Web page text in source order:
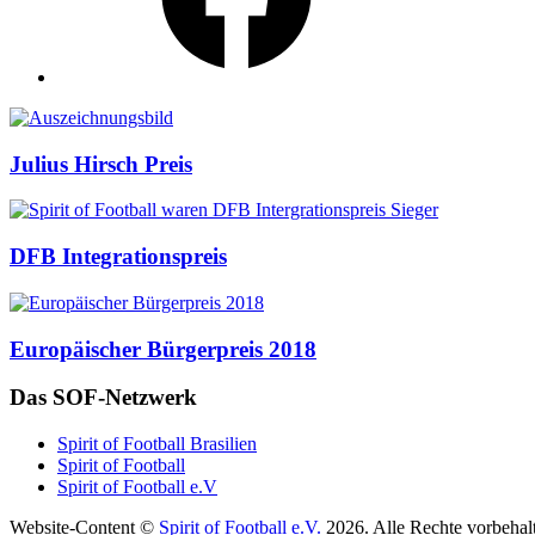
Auszeichnungen
Julius Hirsch Preis
DFB Integrationspreis
Europäischer Bürgerpreis 2018
Das SOF-Netzwerk
Spirit of Football Brasilien
Spirit of Football
Spirit of Football e.V
Website-Content © Spirit of Football e.V. 2026. Alle Rechte